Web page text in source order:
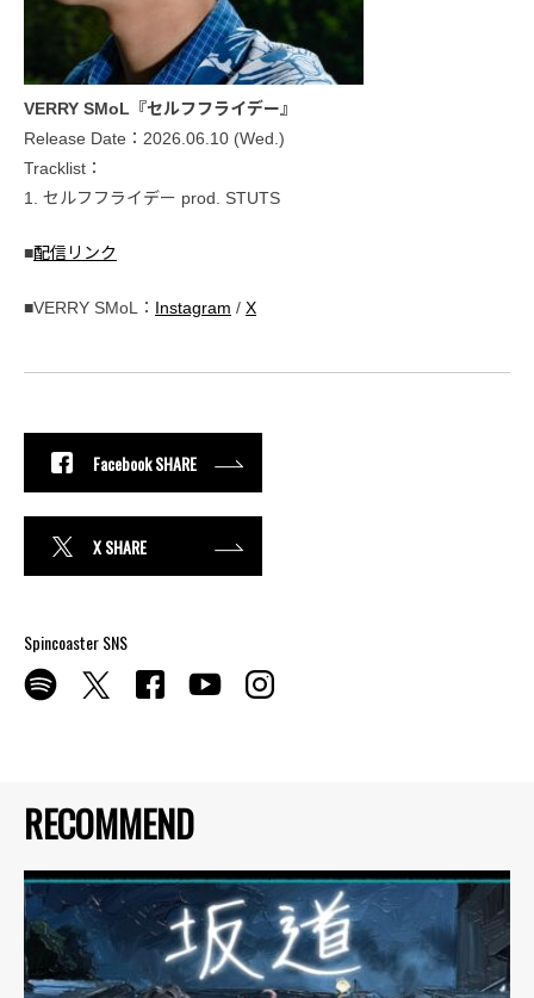
RECOMMEND
VERRY SMoL『セルフフライデー』
Release Date：2026.06.10 (Wed.)
Tracklist：
1. セルフフライデー prod. STUTS
■配信リンク
■VERRY SMoL： Instagram / X
Facebook SHARE
X SHARE
Spincoaster SNS